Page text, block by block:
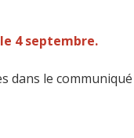
4 septembre.
dans le communiqué